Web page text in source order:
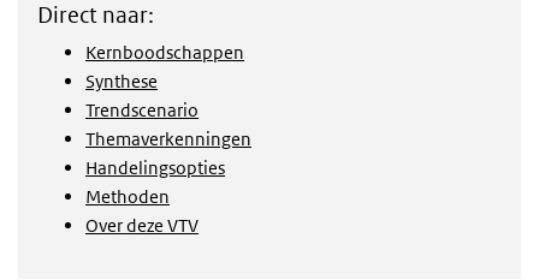
Direct naar:
Kernboodschappen
Synthese
Trendscenario
Themaverkenningen
Handelingsopties
Methoden
Over deze VTV